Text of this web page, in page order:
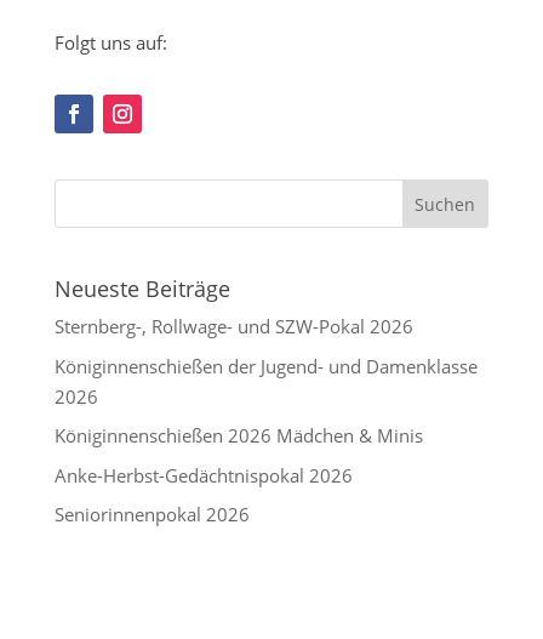
Folgt uns auf:
Neueste Beiträge
Sternberg-, Rollwage- und SZW-Pokal 2026
Königinnenschießen der Jugend- und Damenklasse
2026
Königinnenschießen 2026 Mädchen & Minis
Anke-Herbst-Gedächtnispokal 2026
Seniorinnenpokal 2026